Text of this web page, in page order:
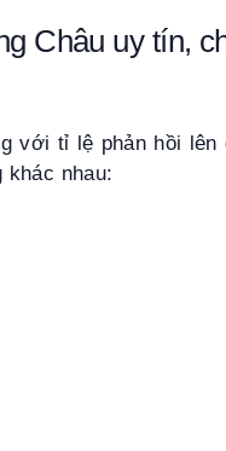
Châu uy tín,
với tỉ lệ phản hồi lên
khác nhau: